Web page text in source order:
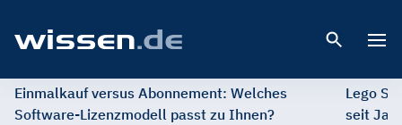
Einmalkauf versus Abonnement: Welches
Software-Lizenzmodell passt zu Ihnen?
Lego
seit